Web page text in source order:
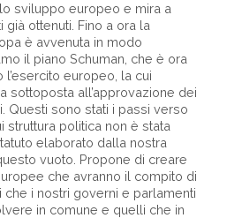
sviluppo europeo e mira a
ottenuti. Fino a ora la
è avvenuta in modo
il piano Schuman, che è ora
l’esercito europeo, la cui
sottoposta all’approvazione dei
Questi sono stati i passi verso
struttura politica non è stata
elaborato dalla nostra
vuoto. Propone di creare
che avranno il compito di
che i nostri governi e parlamenti
in comune e quelli che in